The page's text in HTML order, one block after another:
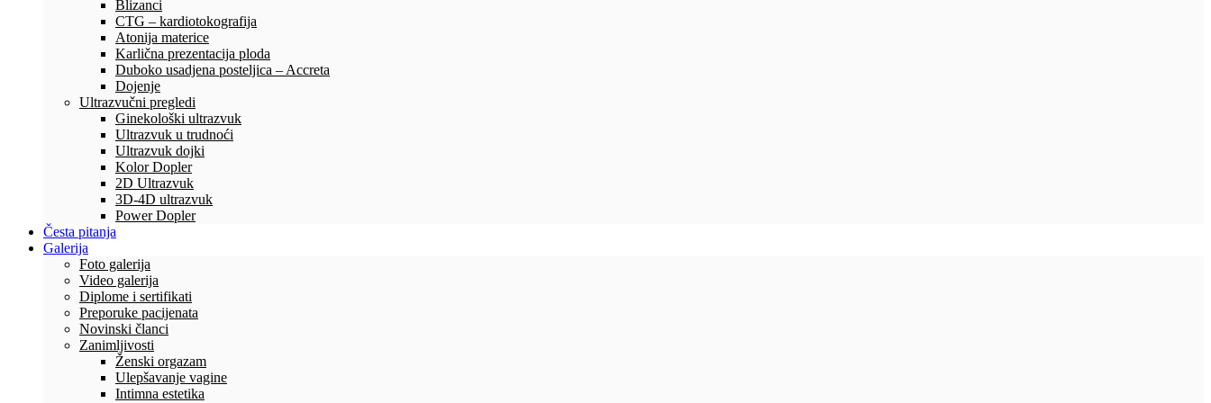
Blizanci
CTG – kardiotokografija
Atonija materice
Karlična prezentacija ploda
Duboko usadjena posteljica – Accreta
Dojenje
Ultrazvučni pregledi
Ginekološki ultrazvuk
Ultrazvuk u trudnoći
Ultrazvuk dojki
Kolor Dopler
2D Ultrazvuk
3D-4D ultrazvuk
Power Dopler
Česta pitanja
Galerija
Foto galerija
Video galerija
Diplome i sertifikati
Preporuke pacijenata
Novinski članci
Zanimljivosti
Ženski orgazam
Ulepšavanje vagine
Intimna estetika